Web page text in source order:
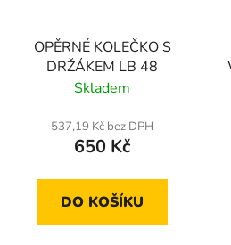
OPĚRNÉ KOLEČKO S
DRŽÁKEM LB 48
Skladem
537,19 Kč bez DPH
650 Kč
DO KOŠÍKU